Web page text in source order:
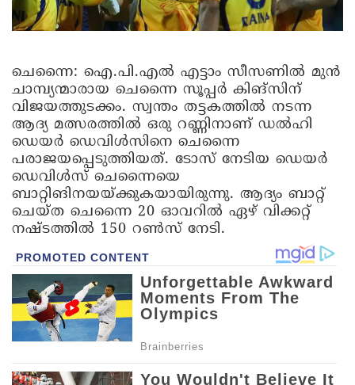
ചെന്നൈ: ഐ.പി.എൽ എട്ടാം സീസണിൽ മുൻ
ചാമ്പ്യന്മാരായ ചെന്നൈ സൂപ്പർ കിങ്‌സിന്
വിജയത്തുടക്കം. സ്വന്തം തട്ടകത്തിൽ നടന്ന
ആദ്യ മത്സരത്തിൽ ഒരു റണ്ണിനാണ് ഡൽഹി
ഡെയർ ഡെവിൾസിനെ ചെന്നൈ
പരാജയപ്പെടുത്തിയത്. ടോസ് നേടിയ ഡെയർ
ഡെവിൾസ് ചെന്നൈയെ
ബാറ്റിങിനയയ്ക്കുകയായിരുന്നു. ആദ്യം ബാറ്റ്
ചെയ്ത ചെന്നൈ 20 ഓവറിൽ ഏഴ് വിക്കറ്റ്
നഷ്ടത്തിൽ 150 റൺസ് നേടി.